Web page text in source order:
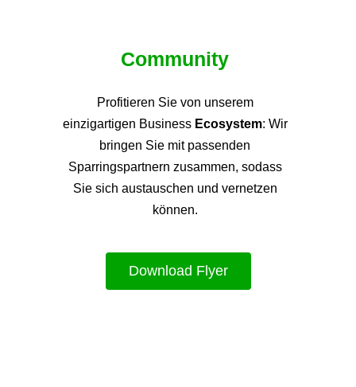
Community
Profitieren Sie von unserem
einzigartigen Business Ecosystem: Wir
bringen Sie mit passenden
Sparringspartnern zusammen, sodass
Sie sich austauschen und vernetzen
können.
Download Flyer